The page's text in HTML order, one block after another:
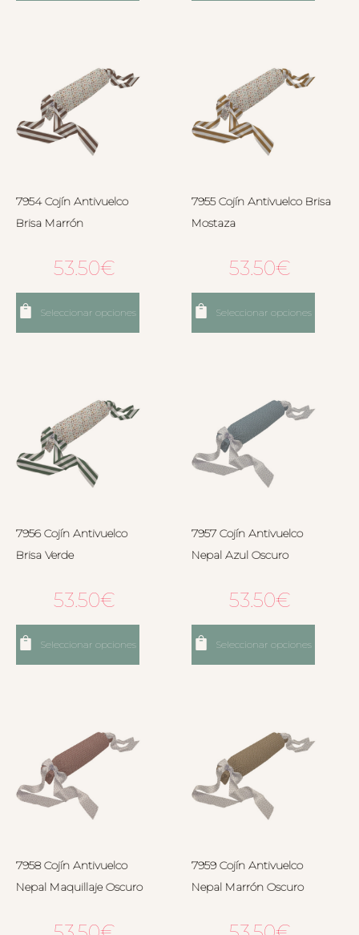
7954 Cojín Antivuelco
Brisa Marrón
53.50€
Seleccionar opciones
7955 Cojín Antivuelco Brisa
Mostaza
53.50€
Seleccionar opciones
7956 Cojín Antivuelco
Brisa Verde
53.50€
Seleccionar opciones
7957 Cojín Antivuelco
Nepal Azul Oscuro
53.50€
Seleccionar opciones
7958 Cojín Antivuelco
Nepal Maquillaje Oscuro
7959 Cojín Antivuelco
Nepal Marrón Oscuro